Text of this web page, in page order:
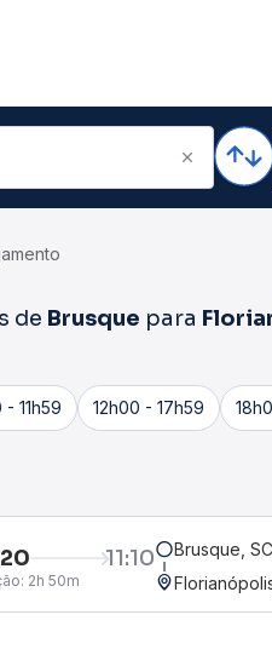
de Brusque para
11h59 12h00 - 17h59
11:10
2h 50m
Brusque, SC